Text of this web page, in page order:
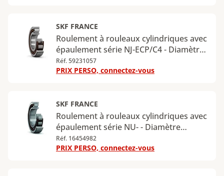
kN
SKF FRANCE
Roulement à rouleaux cylindriques avec
épaulement série NJ-ECP/C4 - Diamètre
intérieur : 85 mm - Diamètre extérieur :
180 mm - Largeur : 60 mm - Charge
kN
Réf. 59231057
PRIX PERSO, connectez-vous
SKF FRANCE
Roulement à rouleaux cylindriques avec
épaulement série NU- - Diamètre
intérieur : 30 mm - Diamètre extérieur :
55 mm - Largeur : 13 mm - Charge
Réf. 16454982
PRIX PERSO, connectez-vous